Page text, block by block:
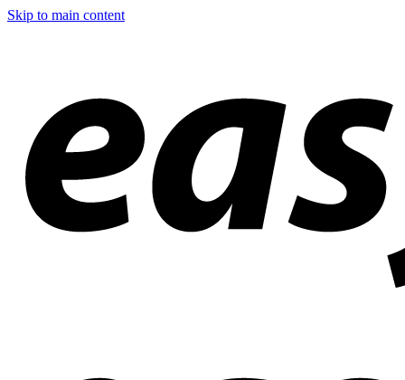
Skip to main content